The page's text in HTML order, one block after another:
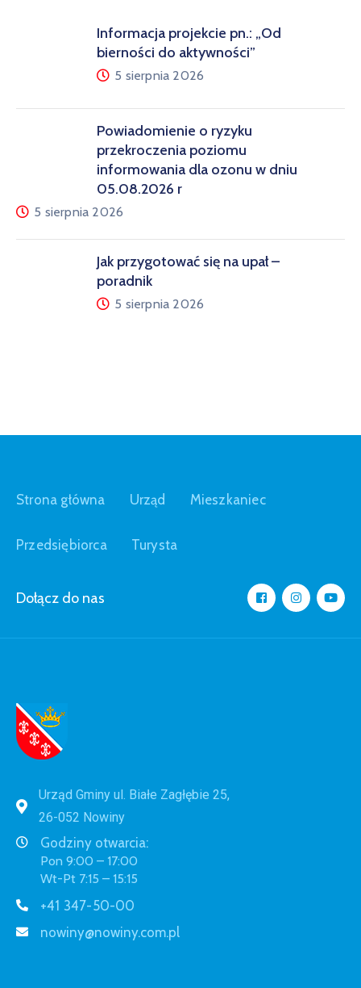
Informacja projekcie pn.: „Od
bierności do aktywności”
5 sierpnia 2026
Powiadomienie o ryzyku
przekroczenia poziomu
informowania dla ozonu w dniu
05.08.2026 r
5 sierpnia 2026
Jak przygotować się na upał –
poradnik
5 sierpnia 2026
Strona główna Urząd Mieszkaniec
Przedsiębiorca Turysta
Dołącz do nas
Urząd Gminy ul. Białe Zagłębie 25,
26-052 Nowiny
Godziny otwarcia:
Pon 9:00 – 17:00
Wt-Pt 7:15 – 15:15
+41 347-50-00
nowiny@nowiny.com.pl